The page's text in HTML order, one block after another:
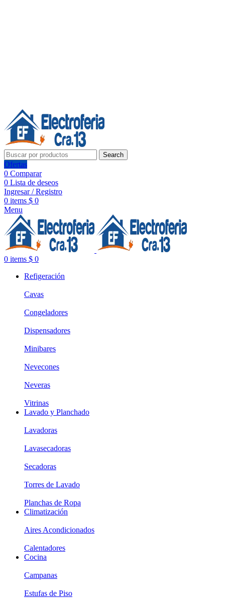
Search
Ofertas
0 Comparar
0 Lista de deseos
Ingresar / Registro
0 items $ 0
Menu
0 items $ 0
Refigeración
Cavas
Congeladores
Dispensadores
Minibares
Nevecones
Neveras
Vitrinas
Lavado y Planchado
Lavadoras
Lavasecadoras
Secadoras
Torres de Lavado
Planchas de Ropa
Climatización
Aires Acondicionados
Calentadores
Cocina
Campanas
Estufas de Piso